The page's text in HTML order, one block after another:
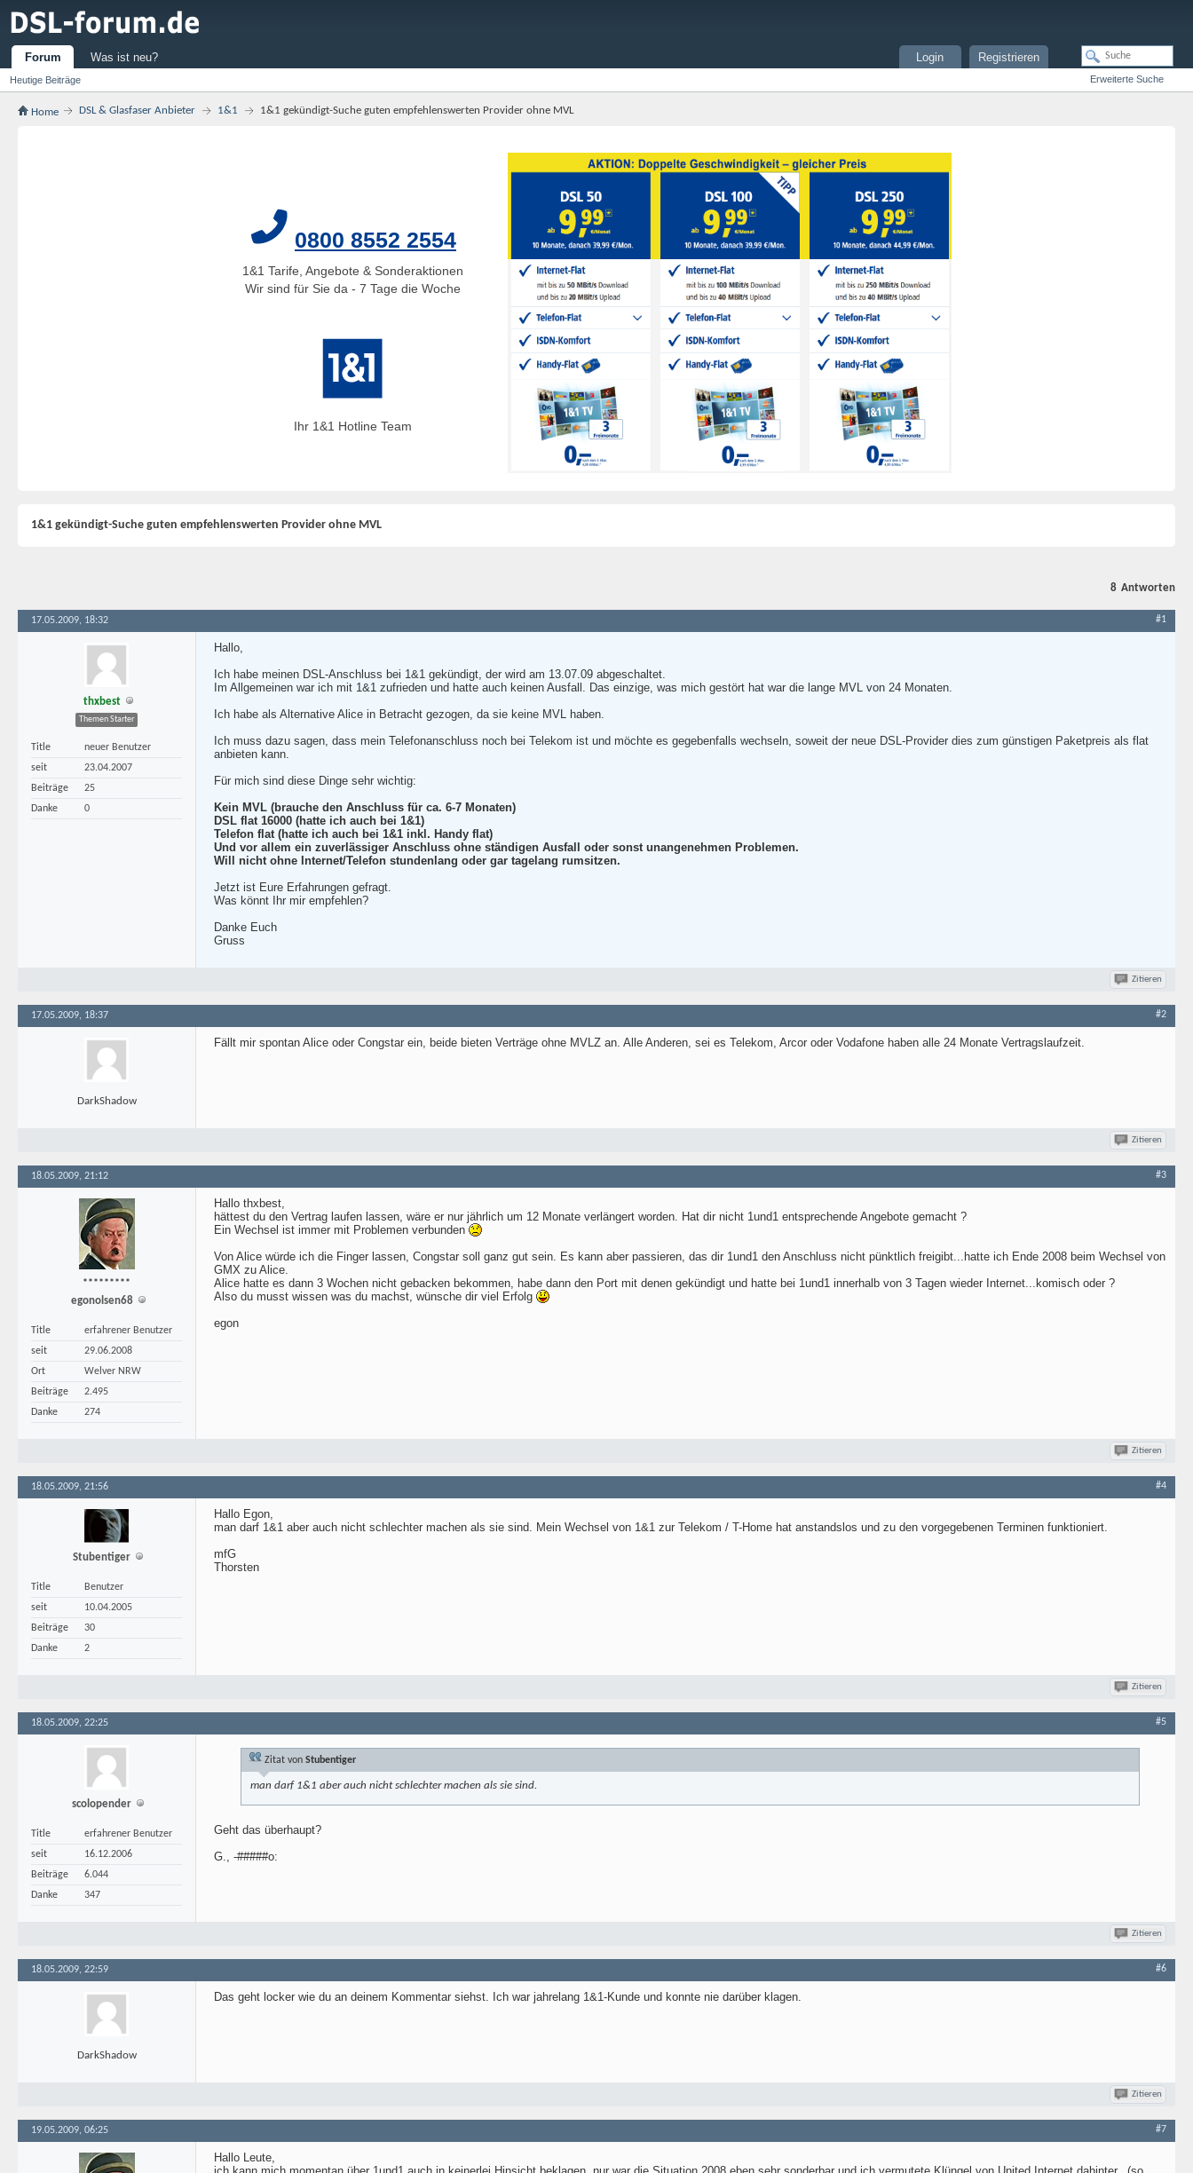
Forum
Heutige Beiträge
Was ist neu? Registrieren
Login
Erweiterte Suche
Home DSL & Glasfaser Anbieter 1&1 1&1 gekündigt-Suche guten empfehlenswerten Provider ohne MVL
0800 8552 2554
1&1 Tarife, Angebote & Sonderaktionen
Wir sind für Sie da - 7 Tage die Woche
Ihr 1&1 Hotline Team
1&1 gekündigt-Suche guten empfehlenswerten Provider ohne MVL
8 Antworten
17.05.2009, 18:32 #1
thxbest
Themen Starter
Title
neuer Benutzer
seit
23.04.2007
Beiträge
25
Danke
0
Hallo,
Ich habe meinen DSL-Anschluss bei 1&1 gekündigt, der wird am 13.07.09 abgeschaltet.
Im Allgemeinen war ich mit 1&1 zufrieden und hatte auch keinen Ausfall. Das einzige, was mich gestört hat war die lange MVL von 24 Monaten.
Ich habe als Alternative Alice in Betracht gezogen, da sie keine MVL haben.
Ich muss dazu sagen, dass mein Telefonanschluss noch bei Telekom ist und möchte es gegebenfalls wechseln, soweit der neue DSL-Provider dies zum günstigen Paketpreis als flat
anbieten kann.
Für mich sind diese Dinge sehr wichtig:
Kein MVL (brauche den Anschluss für ca. 6-7 Monaten)
DSL flat 16000 (hatte ich auch bei 1&1)
Telefon flat (hatte ich auch bei 1&1 inkl. Handy flat)
Und vor allem ein zuverlässiger Anschluss ohne ständigen Ausfall oder sonst unangenehmen Problemen.
Will nicht ohne Internet/Telefon stundenlang oder gar tagelang rumsitzen.
Jetzt ist Eure Erfahrungen gefragt.
Was könnt Ihr mir empfehlen?
Danke Euch
Gruss
Zitieren
17.05.2009, 18:37 #2
DarkShadow
Fällt mir spontan Alice oder Congstar ein, beide bieten Verträge ohne MVLZ an. Alle Anderen, sei es Telekom, Arcor oder Vodafone haben alle 24 Monate Vertragslaufzeit.
Zitieren
18.05.2009, 21:12 #3
*********
egonolsen68
Title
erfahrener Benutzer
seit
29.06.2008
Ort
Welver NRW
Beiträge
2.495
Danke
274
Hallo thxbest,
hättest du den Vertrag laufen lassen, wäre er nur jährlich um 12 Monate verlängert worden. Hat dir nicht 1und1 entsprechende Angebote gemacht ?
Ein Wechsel ist immer mit Problemen verbunden
Von Alice würde ich die Finger lassen, Congstar soll ganz gut sein. Es kann aber passieren, das dir 1und1 den Anschluss nicht pünktlich freigibt...hatte ich Ende 2008 beim Wechsel von
GMX zu Alice.
Alice hatte es dann 3 Wochen nicht gebacken bekommen, habe dann den Port mit denen gekündigt und hatte bei 1und1 innerhalb von 3 Tagen wieder Internet...komisch oder ?
Also du musst wissen was du machst, wünsche dir viel Erfolg
egon
Zitieren
18.05.2009, 21:56 #4
Stubentiger
Title
Benutzer
seit
10.04.2005
Beiträge
30
Danke
2
Hallo Egon,
man darf 1&1 aber auch nicht schlechter machen als sie sind. Mein Wechsel von 1&1 zur Telekom / T-Home hat anstandslos und zu den vorgegebenen Terminen funktioniert.
mfG
Thorsten
Zitieren
18.05.2009, 22:25 #5
scolopender
Title
erfahrener Benutzer
seit
16.12.2006
Beiträge
6.044
Danke
347
Zitat von Stubentiger
man darf 1&1 aber auch nicht schlechter machen als sie sind.
Geht das überhaupt?
G., -#####o:
Zitieren
18.05.2009, 22:59 #6
DarkShadow
Das geht locker wie du an deinem Kommentar siehst. Ich war jahrelang 1&1-Kunde und konnte nie darüber klagen.
Zitieren
19.05.2009, 06:25 #7
Hallo Leute,